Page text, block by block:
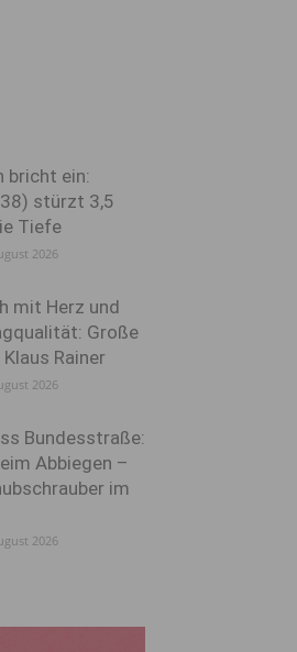
bricht ein:
stürzt 3,5
Tiefe
2026
mit Herz und
Große
Rainer
2026
Bundesstraße:
Abbiegen –
im
2026